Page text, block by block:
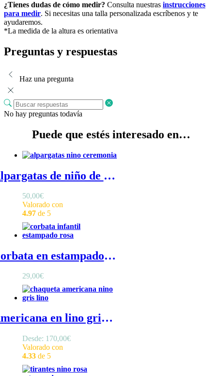
¿Tienes dudas de cómo medir? Consulta nuestras instrucciones
para medir. Si necesitas una talla personalizada escríbenos y te
ayudaremos.
*La medida de la altura es orientativa
Preguntas y respuestas
Haz una pregunta
No hay preguntas todavía
Puede que estés interesado en…
Alpargatas de niño de ante - Alpargatas de niño para ceremonia o comunión, esparteñas de ante beige con cordones
50,00€
Valorado con
4.97 de 5
Corbata en estampado liberty rosa - Corbata niño en rosa confeccionada en algodón
29,00€
Americana en lino gris - Amaricana de lino para niño en gris, Chaqueta en lino de niño para traje con solapa en cuello y bolsillo para pañuelo
Desde: 170,00€
Valorado con
4.33 de 5